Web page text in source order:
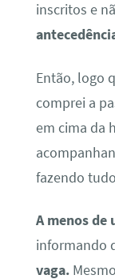
inscritos e
Então, logo
comprei a
em cima da
fazendo
A menos de
informando
vaga.